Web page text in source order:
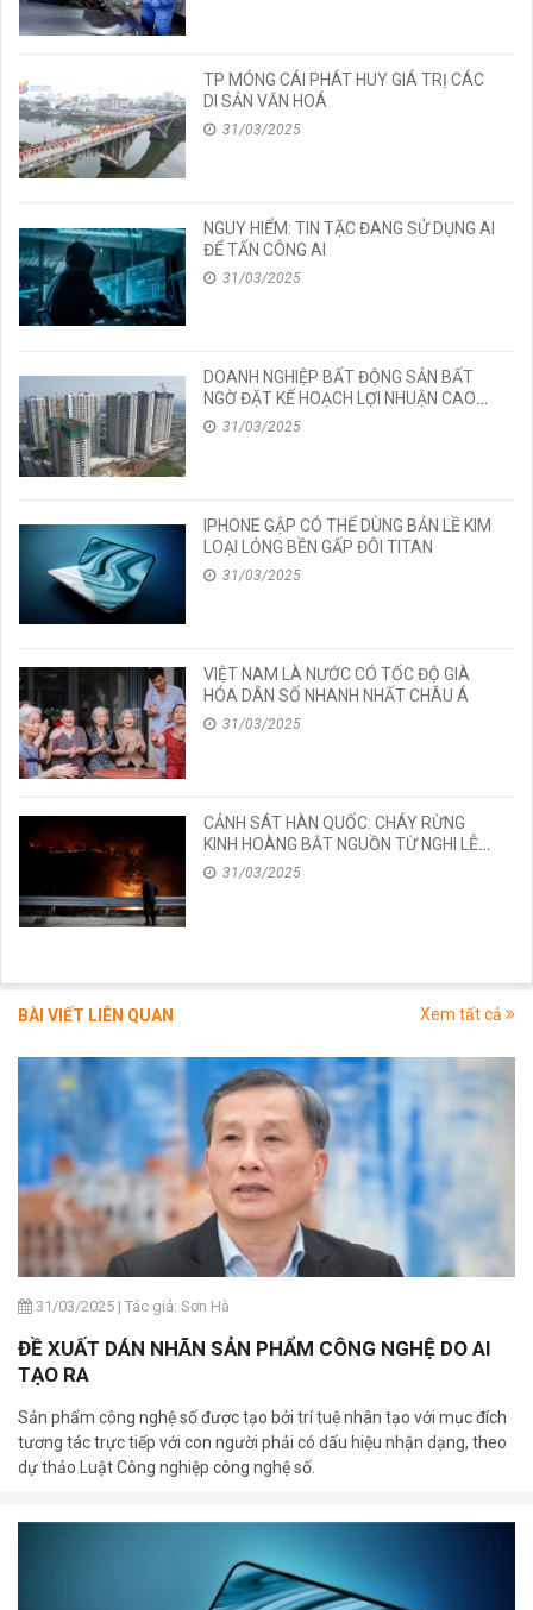
TP MÓNG CÁI PHÁT HUY GIÁ TRỊ CÁC
DI SẢN VĂN HOÁ
31/03/2025
NGUY HIỂM: TIN TẶC ĐANG SỬ DỤNG AI
ĐỂ TẤN CÔNG AI
31/03/2025
DOANH NGHIỆP BẤT ĐỘNG SẢN BẤT
NGỜ ĐẶT KẾ HOẠCH LỢI NHUẬN CAO
“CHÓT VÓT” NĂM 2025
31/03/2025
IPHONE GẬP CÓ THỂ DÙNG BẢN LỀ KIM
LOẠI LỎNG BỀN GẤP ĐÔI TITAN
31/03/2025
VIỆT NAM LÀ NƯỚC CÓ TỐC ĐỘ GIÀ
HÓA DÂN SỐ NHANH NHẤT CHÂU Á
31/03/2025
CẢNH SÁT HÀN QUỐC: CHÁY RỪNG
KINH HOÀNG BẮT NGUỒN TỪ NGHI LỄ
CÚNG BÁI
31/03/2025
BÀI VIẾT LIÊN QUAN Xem tất cả
31/03/2025 | Tác giả: Sơn Hà
ĐỀ XUẤT DÁN NHÃN SẢN PHẨM CÔNG NGHỆ DO AI
TẠO RA
Sản phẩm công nghệ số được tạo bởi trí tuệ nhân tạo với mục đích
tương tác trực tiếp với con người phải có dấu hiệu nhận dạng, theo
dự thảo Luật Công nghiệp công nghệ số.